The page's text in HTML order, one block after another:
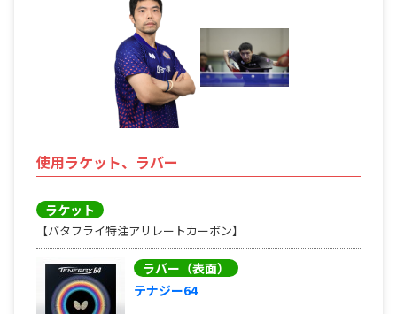
使用ラケット、ラバー
ラケット
【バタフライ特注アリレートカーボン】
ラバー（表面）
テナジー64